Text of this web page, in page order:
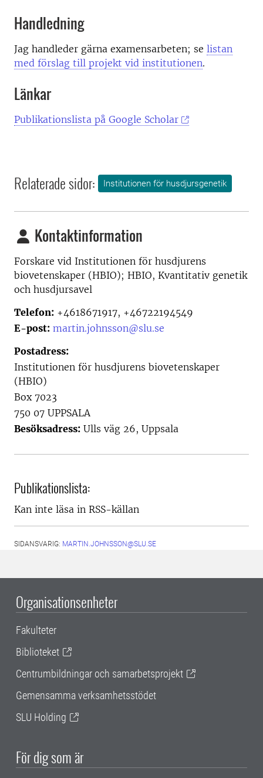
Handledning
Jag handleder gärna examensarbeten; se listan
med förslag till projekt vid institutionen.
Länkar
Publikationslista på Google Scholar
Relaterade sidor: Institutionen för husdjursgenetik
Kontaktinformation
Forskare vid Institutionen för husdjurens
biovetenskaper (HBIO); HBIO, Kvantitativ genetik
och husdjursavel
Telefon: +4618671917, +46722194549
E-post: martin.johnsson@slu.se
Postadress:
Institutionen för husdjurens biovetenskaper
(HBIO)
Box 7023
750 07 UPPSALA
Besöksadress: Ulls väg 26, Uppsala
Publikationslista:
Kan inte läsa in RSS-källan
SIDANSVARIG: MARTIN.JOHNSSON@SLU.SE
Organisationsenheter
Fakulteter
Biblioteket
Centrumbildningar och samarbetsprojekt
Gemensamma verksamhetsstödet
SLU Holding
För dig som är